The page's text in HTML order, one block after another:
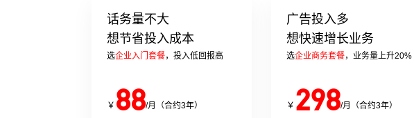
话务量不大
想节省投入成本
选企业入门套餐，投入低回报高
￥ 88/月（合约3年）
广告投入多
想快速增长业务
选企业商务套餐，业务量上升20%
￥ 298/月（合约3年）